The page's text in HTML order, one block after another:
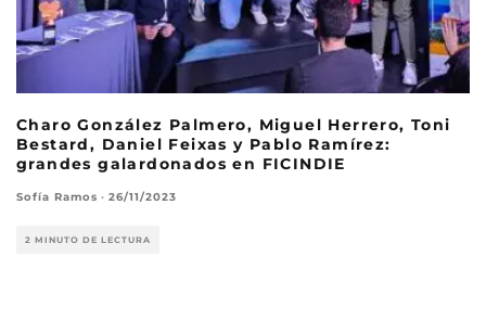
Charo González Palmero, Miguel Herrero, Toni
Bestard, Daniel Feixas y Pablo Ramírez:
grandes galardonados en FICINDIE
Sofía Ramos · 26/11/2023
2 MINUTO DE LECTURA